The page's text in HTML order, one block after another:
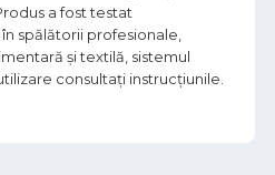
a fost testat
spălătorii profesionale,
și textilă, sistemul
consultați instrucțiunile.